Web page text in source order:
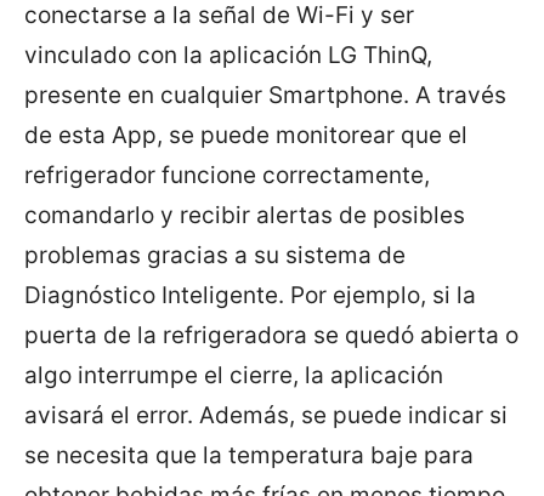
conectarse a la señal de Wi-Fi y ser
vinculado con la aplicación LG ThinQ,
presente en cualquier Smartphone. A través
de esta App, se puede monitorear que el
refrigerador funcione correctamente,
comandarlo y recibir alertas de posibles
problemas gracias a su sistema de
Diagnóstico Inteligente. Por ejemplo, si la
puerta de la refrigeradora se quedó abierta o
algo interrumpe el cierre, la aplicación
avisará el error. Además, se puede indicar si
se necesita que la temperatura baje para